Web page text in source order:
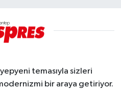
temasıyla sizleri
bir araya getiriyor.